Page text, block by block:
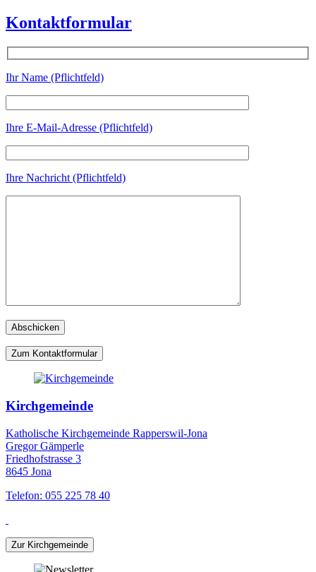
Kontaktformular
Ihr Name (Pflichtfeld)
Ihre E-Mail-Adresse (Pflichtfeld)
Ihre Nachricht (Pflichtfeld)
Zum Kontaktformular
Kirchgemeinde
Katholische Kirchgemeinde Rapperswil-Jona
Gregor Gämperle
Friedhofstrasse 3
8645 Jona
Telefon: 055 225 78 40
Zur Kirchgemeinde